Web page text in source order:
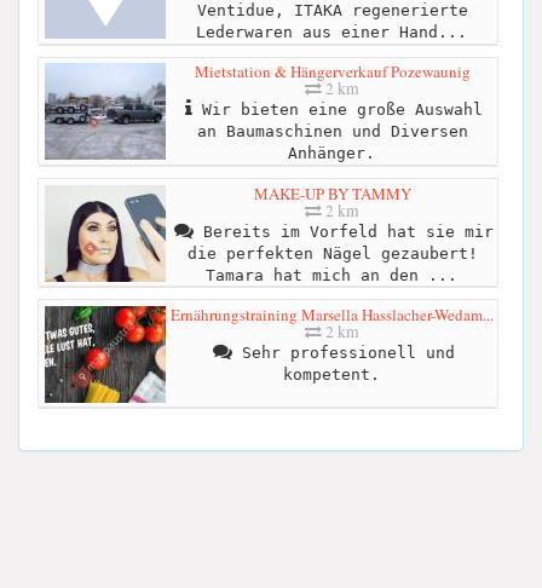
Ventidue, ITAKA regenerierte
Lederwaren aus einer Hand...
Mietstation & Hängerverkauf Pozewaunig
2 km
Wir bieten eine große Auswahl
an Baumaschinen und Diversen
Anhänger.
MAKE-UP BY TAMMY
2 km
Bereits im Vorfeld hat sie mir
die perfekten Nägel gezaubert!
Tamara hat mich an den ...
Ernährungstraining Marsella Hasslacher-Wedam...
2 km
Sehr professionell und
kompetent.